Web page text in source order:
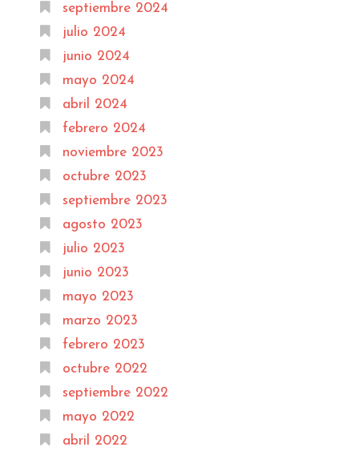
septiembre 2024
julio 2024
junio 2024
mayo 2024
abril 2024
febrero 2024
noviembre 2023
octubre 2023
septiembre 2023
agosto 2023
julio 2023
junio 2023
mayo 2023
marzo 2023
febrero 2023
octubre 2022
septiembre 2022
mayo 2022
abril 2022